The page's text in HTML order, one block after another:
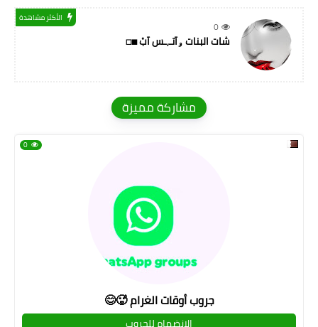
0
الأكثر مشاهدة
شات البنات ۅآتـ,ـس آبْ ◼◻
مشاركة مميزة
جروب أوقات الغرام 🥵😊
0